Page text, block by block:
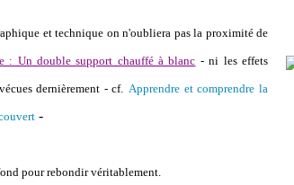
et technique on n'oubliera pas la proximité de
: Un double support chauffé à blanc - ni les effets
dernièrement - cf. Apprendre et comprendre la
-
pour rebondir véritablement.